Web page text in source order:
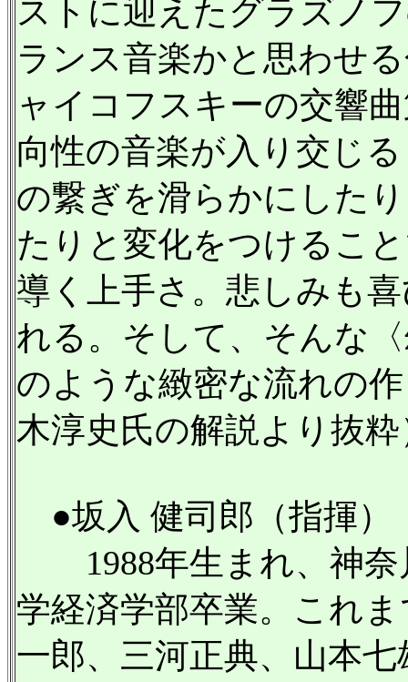
ストに迎えたグラズノ
ランス音楽かと思わせ
ャイコフスキーの交響
向性の音楽が入り交じ
の繋ぎを滑らかにした
たりと変化をつけるこ
導く上手さ。悲しみも
れる。そして、そんな
のような緻密な流れの
木淳史氏の解説より抜粋
●坂入 健司郎（指揮）
1988年生まれ、神奈
学経済学部卒業。これ
一郎、三河正典、山本